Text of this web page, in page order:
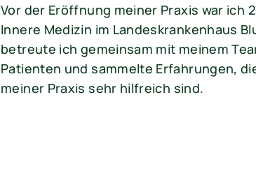
Vor der Eröffnung meiner Praxis war ich
Innere Medizin im Landeskrankenhaus
betreute ich gemeinsam mit meinem
Patienten und sammelte Erfahrungen,
meiner Praxis sehr hilfreich sind.